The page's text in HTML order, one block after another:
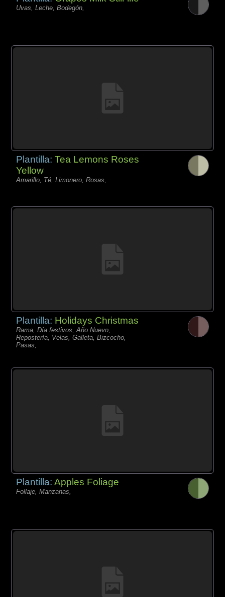
Uvas, Leche, Bodegón,
Plantilla:Tea Lemons Roses
Yellow
Amarillo, Té, Limonero, Rosas,
Plantilla: Holidays Christmas
Rama, Día festivos, Año Nuevo,
Repostería, Velas, Galleta, Bizcocho,
Pasas,
Plantilla:Apples Foliage
Follaje, Manzanas,